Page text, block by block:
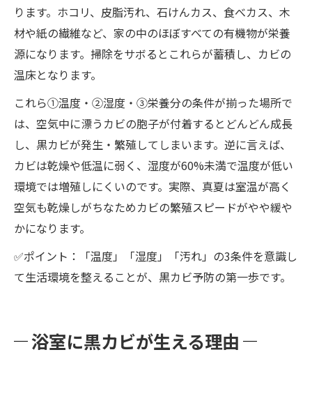
ります。ホコリ、皮脂汚れ、石けんカス、食べカス、木
材や紙の繊維など、家の中のほぼすべての有機物が栄養
源になります。掃除をサボるとこれらが蓄積し、カビの
温床となります。
これら①温度・②湿度・③栄養分の条件が揃った場所で
は、空気中に漂うカビの胞子が付着するとどんどん成長
し、黒カビが発生・繁殖してしまいます。逆に言えば、
カビは乾燥や低温に弱く、湿度が60%未満で温度が低い
環境では増殖しにくいのです。実際、真夏は室温が高く
空気も乾燥しがちなためカビの繁殖スピードがやや緩や
かになります。
✅ポイント：「温度」「湿度」「汚れ」の3条件を意識し
て生活環境を整えることが、黒カビ予防の第一歩です。
浴室に黒カビが生える理由